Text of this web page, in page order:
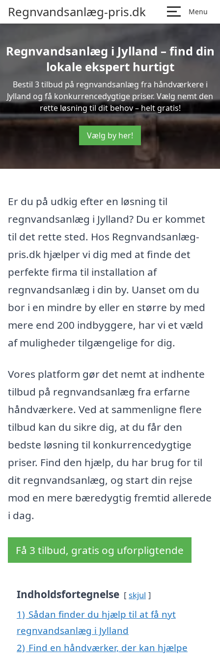
Regnvandsanlæg-pris.dk Menu
Regnvandsanlæg i Jylland – find din
lokale ekspert hurtigt
Bestil 3 tilbud på regnvandsanlæg fra håndværkere i
Jylland og få konkurrencedygtige priser. Vælg nemt den
rette løsning til dit behov – helt gratis!
Vælg by her!
Er du på udkig efter en løsning til
regnvandsanlæg i Jylland? Du er kommet
til det rette sted. Hos Regnvandsanlæg-
pris.dk hjælper vi dig med at finde det
perfekte firma til installation af
regnvandsanlæg i din by. Uanset om du
bor i en mindre by eller en større by med
mere end 200 indbyggere, har vi et væld
af muligheder tilgængelige for dig.
Vores platform gør det nemt at indhente
tilbud på regnvandsanlæg fra erfarne
håndværkere. Ved at sammenligne flere
tilbud kan du sikre dig, at du får den
bedste løsning til konkurrencedygtige
priser. Find den hjælp, du har brug for til
dit regnvandsanlæg, og start din rejse
mod en mere bæredygtig fremtid allerede
i dag.
Få 3 tilbud, gratis og uforpligtende
Indholdsfortegnelse skjul
1) Sådan finder du hjælp til at få nyt
regnvandsanlæg i Jylland
2) Find en håndværker, der kan hjælpe